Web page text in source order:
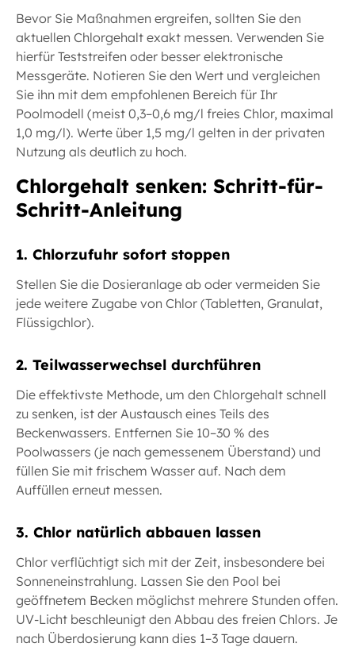
Bevor Sie Maßnahmen ergreifen, sollten Sie den
aktuellen Chlorgehalt exakt messen. Verwenden Sie
hierfür Teststreifen oder besser elektronische
Messgeräte. Notieren Sie den Wert und vergleichen
Sie ihn mit dem empfohlenen Bereich für Ihr
Poolmodell (meist 0,3–0,6 mg/l freies Chlor, maximal
1,0 mg/l). Werte über 1,5 mg/l gelten in der privaten
Nutzung als deutlich zu hoch.
Chlorgehalt senken: Schritt-für-
Schritt-Anleitung
1. Chlorzufuhr sofort stoppen
Stellen Sie die Dosieranlage ab oder vermeiden Sie
jede weitere Zugabe von Chlor (Tabletten, Granulat,
Flüssigchlor).
2. Teilwasserwechsel durchführen
Die effektivste Methode, um den Chlorgehalt schnell
zu senken, ist der Austausch eines Teils des
Beckenwassers. Entfernen Sie 10–30 % des
Poolwassers (je nach gemessenem Überstand) und
füllen Sie mit frischem Wasser auf. Nach dem
Auffüllen erneut messen.
3. Chlor natürlich abbauen lassen
Chlor verflüchtigt sich mit der Zeit, insbesondere bei
Sonneneinstrahlung. Lassen Sie den Pool bei
geöffnetem Becken möglichst mehrere Stunden offen.
UV-Licht beschleunigt den Abbau des freien Chlors. Je
nach Überdosierung kann dies 1–3 Tage dauern.